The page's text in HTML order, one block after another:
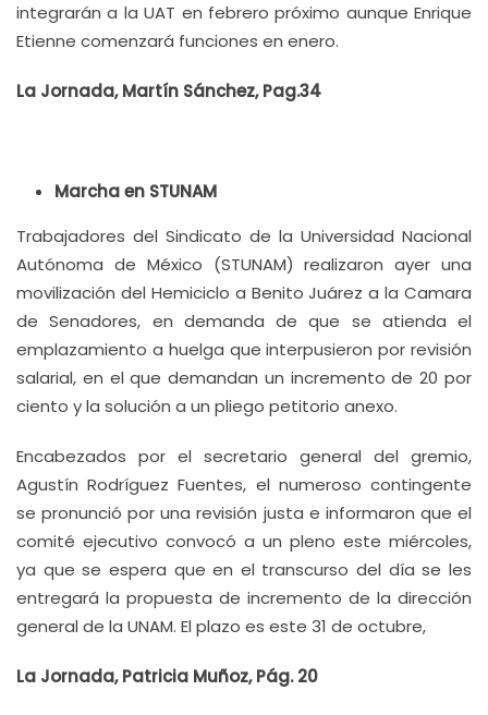
integrarán a la UAT en febrero próximo aunque Enrique
Etienne comenzará funciones en enero.
La Jornada, Martín Sánchez, Pag.34
Marcha en STUNAM
Trabajadores del Sindicato de la Universidad Nacional
Autónoma de México (STUNAM) realizaron ayer una
movilización del Hemiciclo a Benito Juárez a la Camara
de Senadores, en demanda de que se atienda el
emplazamiento a huelga que interpusieron por revisión
salarial, en el que demandan un incremento de 20 por
ciento y la solución a un pliego petitorio anexo.
Encabezados por el secretario general del gremio,
Agustín Rodríguez Fuentes, el numeroso contingente
se pronunció por una revisión justa e informaron que el
comité ejecutivo convocó a un pleno este miércoles,
ya que se espera que en el transcurso del día se les
entregará la propuesta de incremento de la dirección
general de la UNAM. El plazo es este 31 de octubre,
La Jornada, Patricia Muñoz, Pág. 20